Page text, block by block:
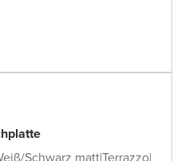
Schwarz matt|Terrazzo|